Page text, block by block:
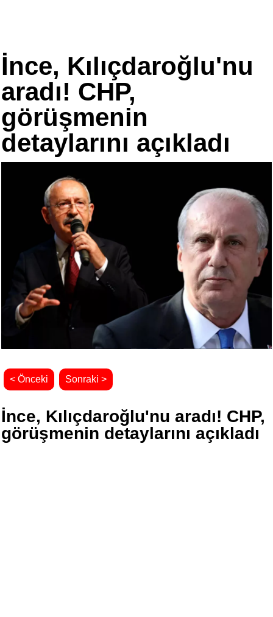
İnce, Kılıçdaroğlu'nu
aradı! CHP,
görüşmenin
detaylarını açıkladı
< Önceki Sonraki >
İnce, Kılıçdaroğlu'nu aradı! CHP,
görüşmenin detaylarını açıkladı